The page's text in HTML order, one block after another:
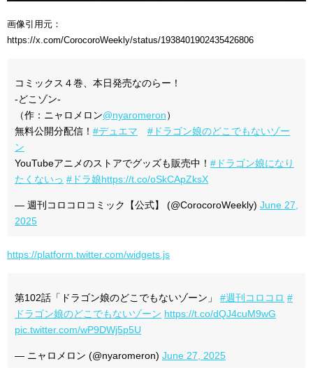
画像引用元：
https://x.com/CorocoroWeekly/status/1938401902435426806
コミックス４巻、本日発売なのらー！
-どこゾン-
（作：ニャロメロン@nyaromeron）
無料公開分配信！ #デュエマ
#ドラゴン娘のどこでもないゾー
ン
YouTubeアニメのストアでグッズも販売中！ #ドラゴン娘になり
たくないっ #ドラ娘https://t.co/oSkCApZksX
— 週刊コロコロコミック【公式】 (@CorocoroWeekly) June 27,
2025
https://platform.twitter.com/widgets.js
第102話「ドラゴン娘のどこでもないゾーン」 #週刊コロコロ #
ドラゴン娘のどこでもないゾーン https://t.co/dQJ4cuM9wG
pic.twitter.com/wP9DWj5p5U
— ニャロメロン (@nyaromeron) June 27, 2025